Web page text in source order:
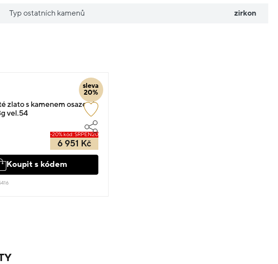
Typ ostatních kamenů zirkon
sleva
20%
zlato s kamenem osazený
vel.54
-20% kód: SRPEN20
6 951 Kč
Koupit s kódem